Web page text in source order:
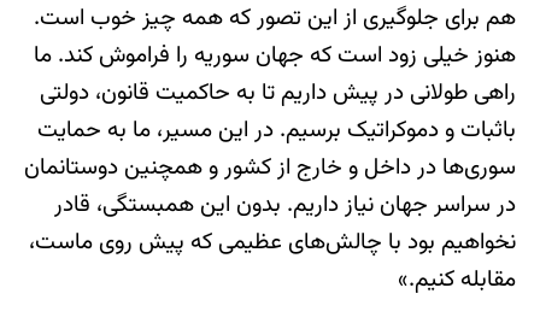
هم برای جلوگیری از این تصور که همه چیز خوب است.
هنوز خیلی زود است که جهان سوریه را فراموش کند. ما
راهی طولانی در پیش داریم تا به حاکمیت قانون، دولتی
باثبات و دموکراتیک برسیم. در این مسیر، ما به حمایت
سوری‌ها در داخل و خارج از کشور و همچنین دوستانمان
در سراسر جهان نیاز داریم. بدون این همبستگی، قادر
نخواهیم بود با چالش‌های عظیمی که پیش روی ماست،
مقابله کنیم.»